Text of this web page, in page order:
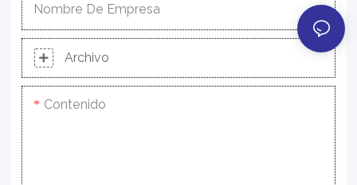
Nombre De Empresa
Archivo
Contenido